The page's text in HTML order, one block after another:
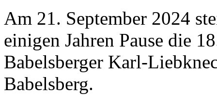
Am 21. September 2024
einigen Jahren Pause die
Babelsberger Karl-
Babelsberg.